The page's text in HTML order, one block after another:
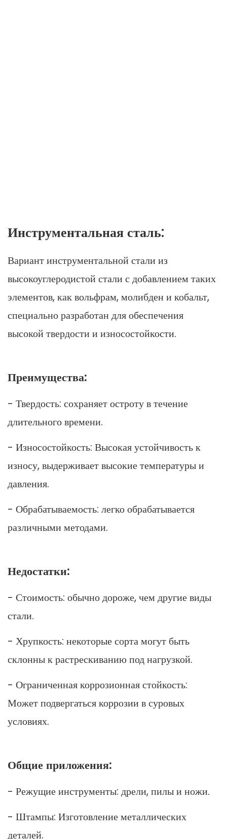
Инструментальная сталь:
Вариант инструментальной стали из
высокоуглеродистой стали с добавлением таких
элементов, как вольфрам, молибден и кобальт,
специально разработан для обеспечения
высокой твердости и износостойкости.
Преимущества:
- Твердость: сохраняет остроту в течение
длительного времени.
- Износостойкость: Высокая устойчивость к
износу, выдерживает высокие температуры и
давления.
- Обрабатываемость: легко обрабатывается
различными методами.
Недостатки:
- Стоимость: обычно дороже, чем другие виды
стали.
- Хрупкость: некоторые сорта могут быть
склонны к растрескиванию под нагрузкой.
- Ограниченная коррозионная стойкость:
Может подвергаться коррозии в суровых
условиях.
Общие приложения:
- Режущие инструменты: дрели, пилы и ножи.
- Штампы: Изготовление металлических
деталей.